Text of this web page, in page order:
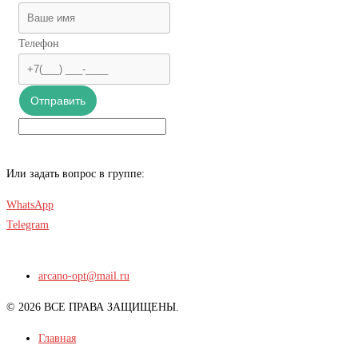
Телефон
Отправить
Или задать вопрос в группе:
WhatsApp
Telegram
arcano-opt@mail.ru
© 2026 ВСЕ ПРАВА ЗАЩИЩЕНЫ.
Главная